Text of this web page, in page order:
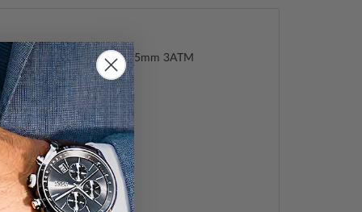
Rubaiyat Damen 35mm 3ATM
Feminin